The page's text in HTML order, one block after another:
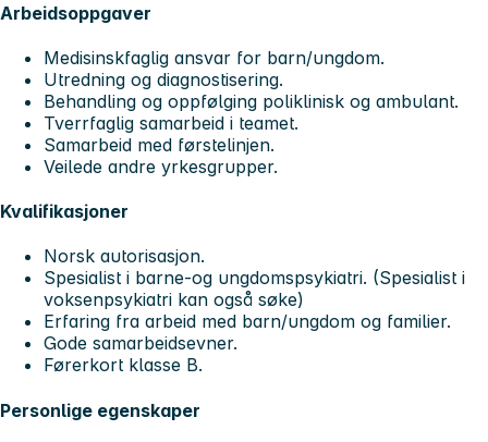
Arbeidsoppgaver
Medisinskfaglig ansvar for barn/ungdom.
Utredning og diagnostisering.
Behandling og oppfølging poliklinisk og ambulant.
Tverrfaglig samarbeid i teamet.
Samarbeid med førstelinjen.
Veilede andre yrkesgrupper.
Kvalifikasjoner
Norsk autorisasjon.
Spesialist i barne-og ungdomspsykiatri. (Spesialist i
voksenpsykiatri kan også søke)
Erfaring fra arbeid med barn/ungdom og familier.
Gode samarbeidsevner.
Førerkort klasse B.
Personlige egenskaper